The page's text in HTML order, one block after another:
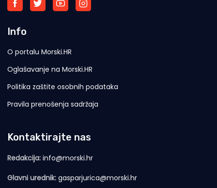
Info
O portalu Morski.HR
Oglašavanje na Morski.HR
Politika zaštite osobnih podataka
Pravila prenošenja sadržaja
Kontaktirajte nas
Redakcija: info@morski.hr
Glavni urednik: gasparjurica@morski.hr